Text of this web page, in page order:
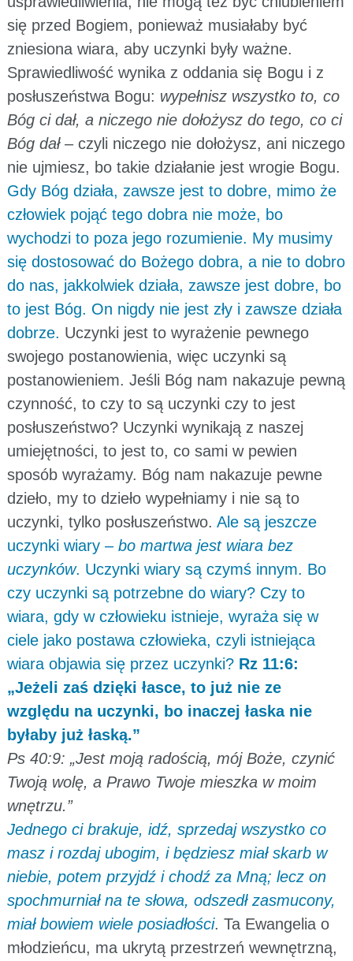
się przed Bogiem, ponieważ musiałaby być
zniesiona wiara, aby uczynki były ważne.
Sprawiedliwość wynika z oddania się Bogu i z
posłuszeństwa Bogu: wypełnisz wszystko to, co
Bóg ci dał, a niczego nie dołożysz do tego, co ci
Bóg dał– czyli niczego nie dołożysz, ani niczego
nie ujmiesz, bo takie działanie jest wrogie Bogu.
Gdy Bóg działa, zawsze jest to dobre, mimo że
człowiek pojąć tego dobra nie może, bo
wychodzi to poza jego rozumienie. My musimy
się dostosować do Bożego dobra, a nie to dobro
do nas, jakkolwiek działa, zawsze jest dobre, bo
to jest Bóg. On nigdy nie jest zły i zawsze działa
dobrze. Uczynki jest to wyrażenie pewnego
swojego postanowienia, więc uczynki są
postanowieniem. Jeśli Bóg nam nakazuje pewną
czynność, to czy to są uczynki czy to jest
posłuszeństwo? Uczynki wynikają z naszej
umiejętności, to jest to, co sami w pewien
sposób wyrażamy. Bóg nam nakazuje pewne
dzieło, my to dzieło wypełniamy i nie są to
uczynki, tylko posłuszeństwo. Ale są jeszcze
uczynki wiary – bo martwa jest wiara bez
uczynków. Uczynki wiary są czymś innym. Bo
czy uczynki są potrzebne do wiary? Czy to
wiara, gdy w człowieku istnieje, wyraża się w
ciele jako postawa człowieka, czyli istniejąca
wiara objawia się przez uczynki? Rz 11:6:
„Jeżeli zaś dzięki łasce, to już nie ze
względu na uczynki, bo inaczej łaska nie
byłaby już łaską.”
Ps 40:9: „Jest moją radością, mój Boże, czynić
Twoją wolę, a Prawo Twoje mieszka w moim
wnętrzu.”
Jednego ci brakuje, idź, sprzedaj wszystko co
masz i rozdaj ubogim, i będziesz miał skarb w
niebie, potem przyjdź i chodź za Mną; lecz on
spochmurniał na te słowa, odszedł zasmucony,
miał bowiem wiele posiadłości. Ta Ewangelia o
młodzieńcu, ma ukrytą przestrzeń wewnętrzną,